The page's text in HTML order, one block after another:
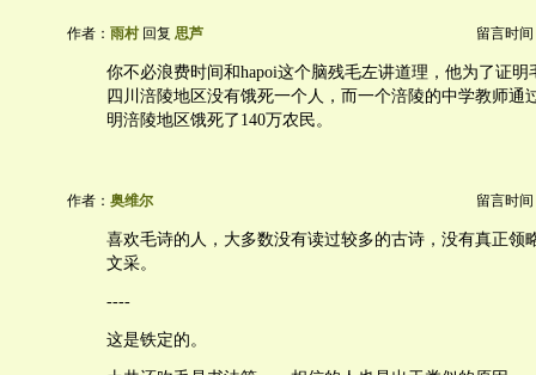
作者： 雨村回复 思芦 留言时间
你不必浪费时间和hapoi这个脑残毛左讲道理，他为了证明
四川涪陵地区没有饿死一个人，而一个涪陵的中学教师通
明涪陵地区饿死了140万农民。
作者： 奥维尔 留言时间
喜欢毛诗的人，大多数没有读过较多的古诗，没有真正领
文采。
----
这是铁定的。